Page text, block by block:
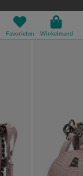
Favorieten Winkelmand